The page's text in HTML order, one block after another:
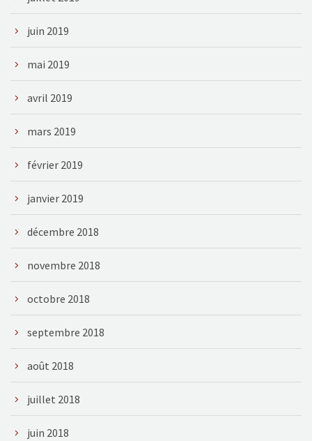
juin 2019
mai 2019
avril 2019
mars 2019
février 2019
janvier 2019
décembre 2018
novembre 2018
octobre 2018
septembre 2018
août 2018
juillet 2018
juin 2018